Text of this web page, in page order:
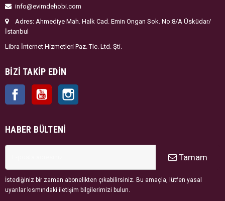
info@evimdehobi.com
Adres: Ahmediye Mah. Halk Cad. Emin Ongan Sok. No:8/A Üsküdar/
İstanbul
Libra İnternet Hizmetleri Paz. Tic. Ltd. Şti.
BIZI TAKIP EDIN
Facebook YouTube
HABER BÜLTENI
Tamam
İstediğiniz bir zaman abonelikten çıkabilirsiniz. Bu amaçla, lütfen yasal
uyarılar kısmındaki iletişim bilgilerimizi bulun.